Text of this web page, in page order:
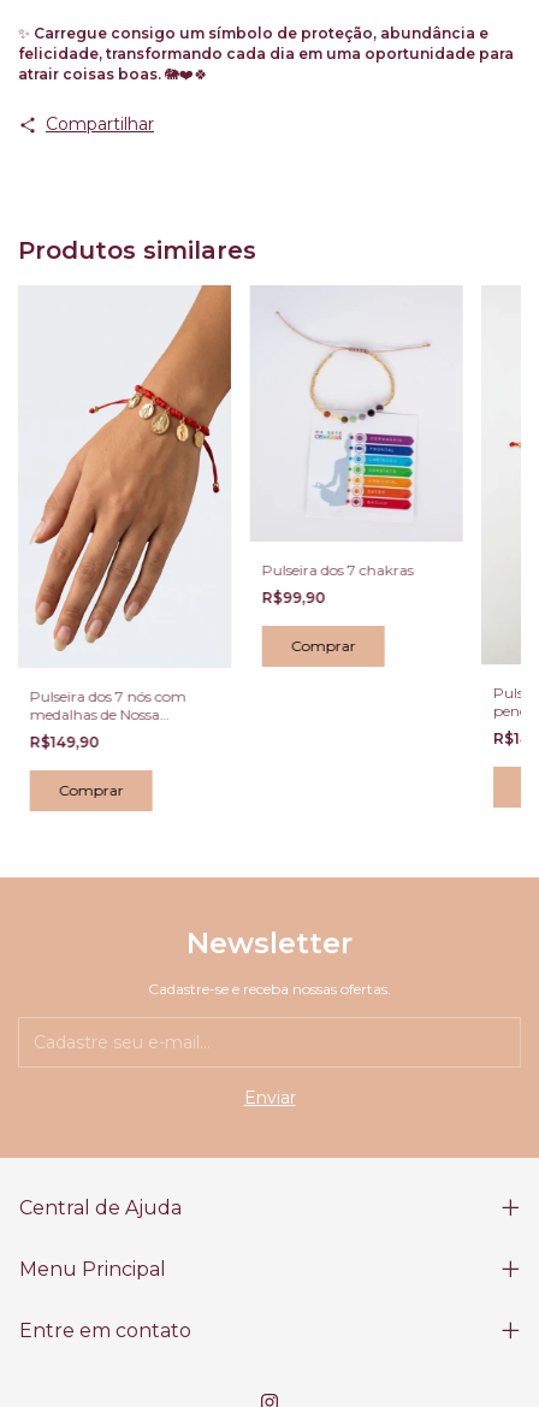
✨ Carregue consigo um símbolo de proteção, abundância e
felicidade, transformando cada dia em uma oportunidade para
atrair coisas boas. 🐘❤️🍀
Compartilhar
Produtos similares
Pulseira dos 7 nós com
medalhas de Nossa
Senhora Aparecida
R$149,90
Pulseira dos 7 chakras
R$99,90
Newsletter
Cadastre-se e receba nossas ofertas.
Central de Ajuda
Menu Principal
Entre em contato